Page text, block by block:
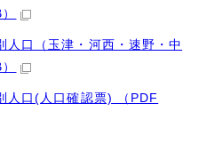
人口（玉津・河西・速野・中
人口(人口確認票) （PDF